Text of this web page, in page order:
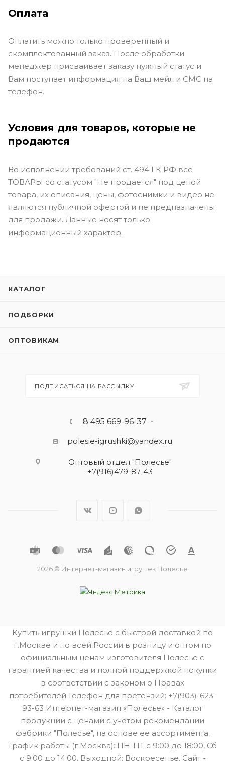
Оплата
Оплатить можно только проверенный и
скомплектованный заказ. После обработки
менеджер присваивает заказу нужный статус и
Вам поступает информация на Ваш мейл и СМС на
телефон.
Условия для товаров, которые не
продаются
Во исполнении требований ст. 494 ГК РФ все
ТОВАРЫ со статусом "Не продается" под ценой
товара, их описания, цены, фотоснимки и видео не
являются публичной офертой и не предназначены
для продажи. Данные носят только
информационный характер.
КАТАЛОГ
ПОДБОРКИ
ОПТОВИКАМ
ПОДПИСАТЬСЯ НА РАССЫЛКУ
8 495 669-96-37
polesie-igrushki@yandex.ru
Оптовый отдел "Полесье"
+7(916)479-87-43
2026 © Интернет-магазин игрушек Полесье
Купить игрушки Полесье с быстрой доставкой по
г.Москве и по всей России в розницу и оптом по
официальным ценам изготовителя Полесье с
гарантией качества и полной поддержкой покупки
в соответствии с законом о Правах
потребителей.Телефон для претензий: +7(903)-623-
93-63 Интернет-магазин «Полесье» - Каталог
продукции с ценами с учетом рекомендации
фабрики "Полесье", на основе ее ассортимента.
График работы (г.Москва): ПН-ПТ с 9:00 до 18:00, Сб
с 9:00 до 14:00. Выходной: Воскресенье. Сайт -